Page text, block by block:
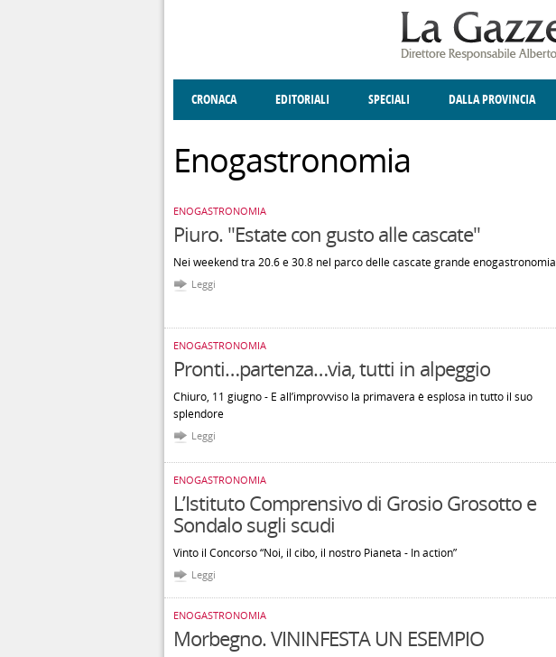
CRONACA EDITORIALI SPECIALI DALLA PROVINCIA
Enogastronomia
ENOGASTRONOMIA
Piuro. "Estate con gusto alle cascate"
Nei weekend tra 20.6 e 30.8 nel parco delle cascate grande enogastronomia
Leggi
ENOGASTRONOMIA
Pronti…partenza…via, tutti in alpeggio
Chiuro, 11 giugno - E all’improvviso la primavera è esplosa in tutto il suo
splendore
Leggi
ENOGASTRONOMIA
L’Istituto Comprensivo di Grosio Grosotto e
Sondalo sugli scudi
Vinto il Concorso “Noi, il cibo, il nostro Pianeta - In action”
Leggi
ENOGASTRONOMIA
Morbegno. VININFESTA UN ESEMPIO